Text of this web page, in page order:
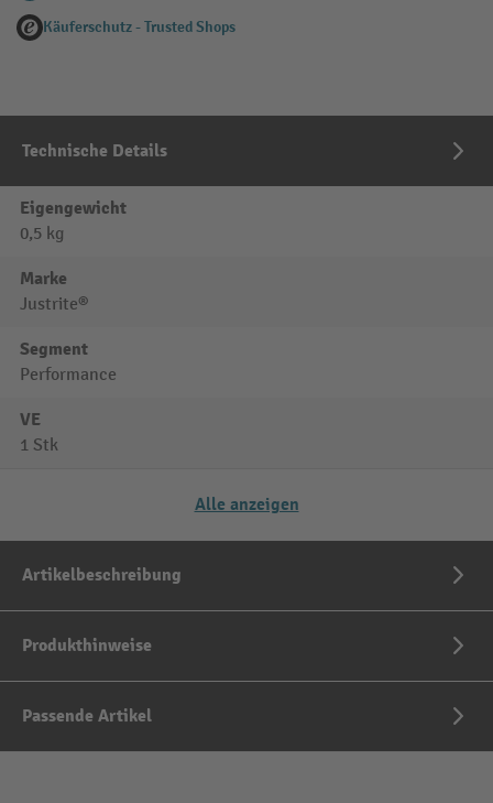
Käuferschutz - Trusted Shops
Technische Details
Eigengewicht
0,5 kg
Marke
Justrite®
Segment
Performance
VE
1 Stk
Alle anzeigen
Artikelbeschreibung
Produkthinweise
Passende Artikel